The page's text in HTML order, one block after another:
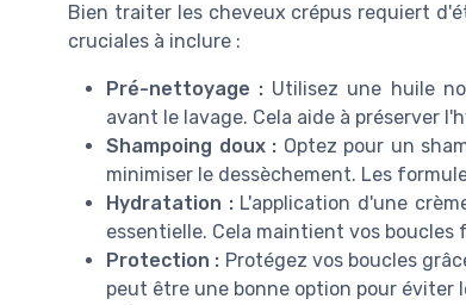
Bien traiter les cheveux crépus requiert
cruciales à inclure :
Pré-nettoyage : Utilisez une huile
avant le lavage. Cela aide à préserver
Shampoing doux : Optez pour un
minimiser le dessèchement. Les
Hydratation :L'application d'une
essentielle. Cela maintient vos boucles
Protection : Protégez vos boucles
peut être une bonne option pour éviter